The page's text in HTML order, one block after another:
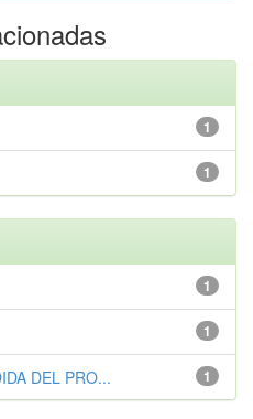
1
1
1
1
1
DEL PRO...